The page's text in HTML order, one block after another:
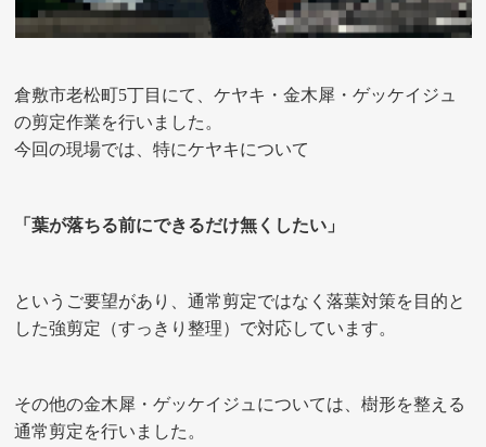
倉敷市老松町5丁目にて、ケヤキ・金木犀・ゲッケイジュ
の剪定作業を行いました。
今回の現場では、特にケヤキについて
「葉が落ちる前にできるだけ無くしたい」
というご要望があり、通常剪定ではなく落葉対策を目的と
した強剪定（すっきり整理）で対応しています。
その他の金木犀・ゲッケイジュについては、樹形を整える
通常剪定を行いました。